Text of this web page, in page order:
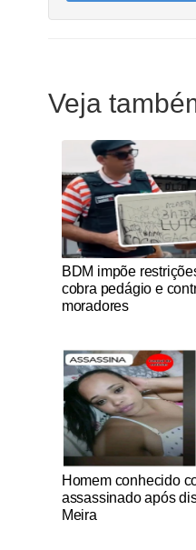
Veja
Notícias Católicas
BDM impõe
cobra pedágio e
moradores
Notícias Católicas
Homem conhecido
assassinado após
Meira